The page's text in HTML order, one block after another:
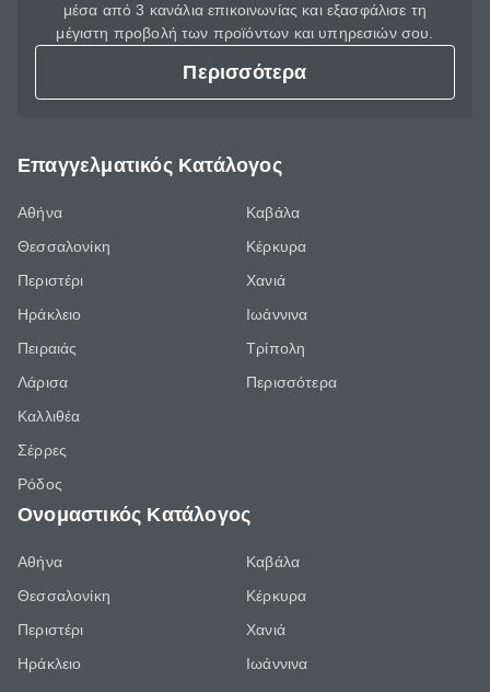
μέσα από 3 κανάλια επικοινωνίας και εξασφάλισε τη
μέγιστη προβολή των προϊόντων και υπηρεσιών σου.
Περισσότερα
Επαγγελματικός Κατάλογος
Αθήνα
Θεσσαλονίκη
Περιστέρι
Ηράκλειο
Πειραιάς
Λάρισα
Καλλιθέα
Σέρρες
Ρόδος
Καβάλα
Κέρκυρα
Χανιά
Ιωάννινα
Τρίπολη
Περισσότερα
Ονομαστικός Κατάλογος
Αθήνα
Θεσσαλονίκη
Περιστέρι
Ηράκλειο
Καβάλα
Κέρκυρα
Χανιά
Ιωάννινα